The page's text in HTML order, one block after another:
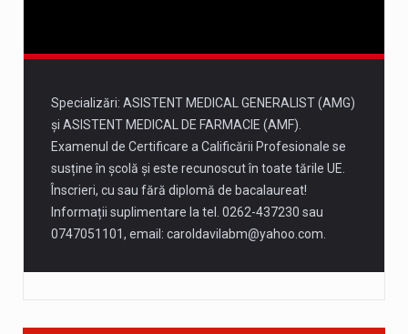
Specializări: ASISTENT MEDICAL GENERALIST (AMG)
și ASISTENT MEDICAL DE FARMACIE (AMF).
Examenul de Certificare a Calificării Profesionale se
susține în școlă și este recunoscut în toate tările UE.
Înscrieri, cu sau fără diplomă de bacalaureat!
Informații suplimentare la tel. 0262-437230 sau
0747051101, email: caroldavilabm@yahoo.com